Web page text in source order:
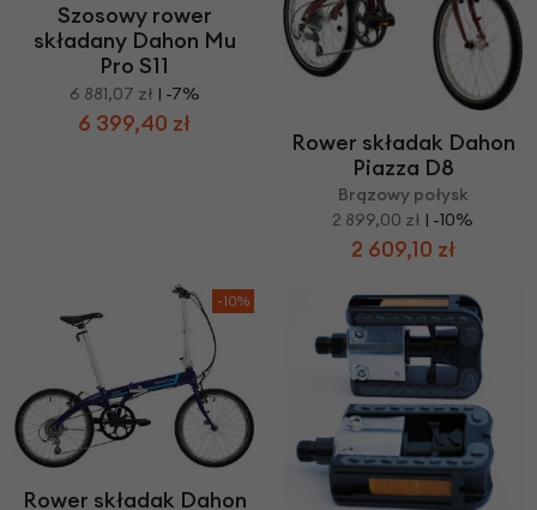
Szosowy rower
składany Dahon Mu
Pro S11
6 881,07 zł | -7%
6 399,40 zł
Rower składak Dahon
Piazza D8
Brązowy połysk
2 899,00 zł | -10%
2 609,10 zł
-10%
Rower składak Dahon